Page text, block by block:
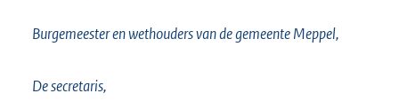
Burgemeester en wethouders van de gemeente Meppel,
De secretaris,